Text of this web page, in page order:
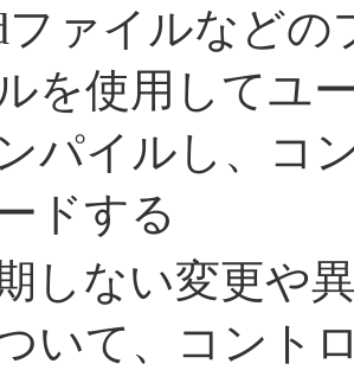
ファイルなど
を使用してユ
パイルし、コ
ドする
しない変更や
いて、コント